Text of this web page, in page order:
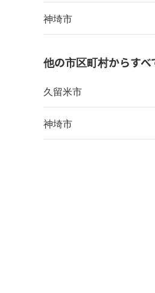
神埼市
他の市区町村からす
久留米市
神埼市